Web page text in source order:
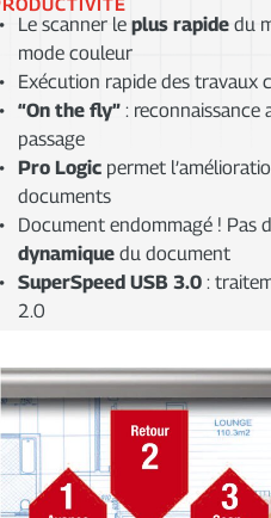
Le scanner le plus rapide du
mode couleur
Exécution rapide des travaux
“On the fly” :
passage
Pro Logic permet
documents
Document endommagé ! Pas
dynamique du document
SuperSpeed USB 3.0 :
2.0